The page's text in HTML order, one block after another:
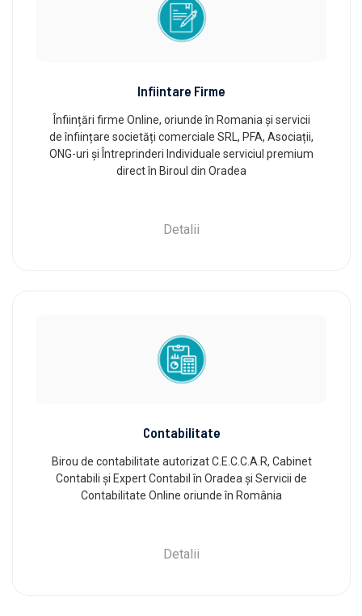
Infiintare Firme
Înființări firme Online, oriunde în Romania și servicii
de înființare societăți comerciale SRL, PFA, Asociații,
ONG-uri și Întreprinderi Individuale serviciul premium
direct în Biroul din Oradea
Detalii
Contabilitate
Birou de contabilitate autorizat C.E.C.C.A.R, Cabinet
Contabili și Expert Contabil în Oradea și Servicii de
Contabilitate Online oriunde în România
Detalii